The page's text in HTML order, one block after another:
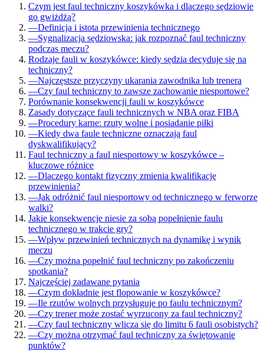
Czym jest faul techniczny koszykówka i dlaczego sędziowie
go gwiżdżą?
—Definicja i istota przewinienia technicznego
—Sygnalizacja sędziowska: jak rozpoznać faul techniczny
podczas meczu?
Rodzaje fauli w koszykówce: kiedy sędzia decyduje się na
techniczny?
—Najczęstsze przyczyny ukarania zawodnika lub trenera
—Czy faul techniczny to zawsze zachowanie niesportowe?
Porównanie konsekwencji fauli w koszykówce
Zasady dotyczące fauli technicznych w NBA oraz FIBA
—Procedury karne: rzuty wolne i posiadanie piłki
—Kiedy dwa faule techniczne oznaczają faul
dyskwalifikujący?
Faul techniczny a faul niesportowy w koszykówce –
kluczowe różnice
—Dlaczego kontakt fizyczny zmienia kwalifikację
przewinienia?
—Jak odróżnić faul niesportowy od technicznego w ferworze
walki?
Jakie konsekwencje niesie za sobą popełnienie faulu
technicznego w trakcie gry?
—Wpływ przewinień technicznych na dynamikę i wynik
meczu
—Czy można popełnić faul techniczny po zakończeniu
spotkania?
Najczęściej zadawane pytania
—Czym dokładnie jest flopowanie w koszykówce?
—Ile rzutów wolnych przysługuje po faulu technicznym?
—Czy trener może zostać wyrzucony za faul techniczny?
—Czy faul techniczny wlicza się do limitu 6 fauli osobistych?
—Czy można otrzymać faul techniczny za świętowanie
punktów?